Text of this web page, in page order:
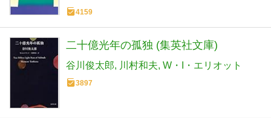
4159
二十億光年の孤独 (集英社文庫)
谷川俊太郎 川村和夫 W・I・エリオット
3897